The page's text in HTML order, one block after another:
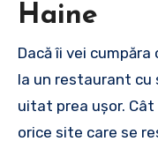
Haine
Dacă îi vei
la un restaurant cu
uitat prea ușor.
orice site care se